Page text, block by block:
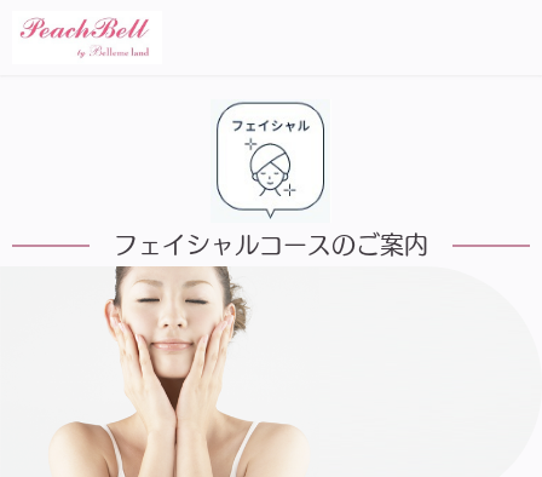
フェイシャルコースのご案内